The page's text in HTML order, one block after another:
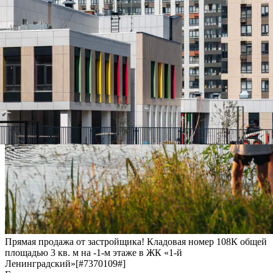
Прямая продажа от застройщика! Кладовая номер 108К общей
площадью 3 кв. м на -1-м этаже в ЖК «1-й
Ленинградский»[#7370109#]